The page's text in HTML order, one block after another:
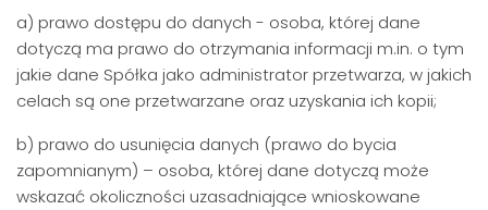
a) prawo dostępu do danych - osoba, której dane
dotyczą ma prawo do otrzymania informacji m.in. o tym
jakie dane Spółka jako administrator przetwarza, w jakich
celach są one przetwarzane oraz uzyskania ich kopii;
b) prawo do usunięcia danych (prawo do bycia
zapomnianym) – osoba, której dane dotyczą może
wskazać okoliczności uzasadniające wnioskowane